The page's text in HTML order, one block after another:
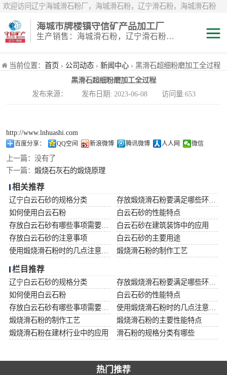
欢迎访问辽宁海城滑石粉厂，海城滑石粉，辽宁滑石粉，海城滑石粉
钙粉厂，辽宁白云石粉，海城白云石粉，辽宁鹅卵石，辽宁白鹅卵石，
辽宁雪花白砂，海城雪花白砂，岫岩雪花白砂，辽宁煅烧滑石粉，海城
海城市牌楼镇守信矿产品加工厂
生产销售：海城滑石粉，辽宁滑石粉，重钙粉，海城重钙粉，煅烧滑石颗粒等系列产品
当前位置： 首页 › 公司动态 › 新闻中心 › 黑滑石超细粉磨加工全过程
黑滑石超细粉磨加工全过程
发布来源： 发布日期: 2023-06-08 访问量:653
http://www.lnhuashi.com
百度分享： QQ空间 新浪微博 腾讯微博 人人网 微信
上一篇： 没有了
下一篇： 煅烧石灰石的煅烧原理
相关推荐
辽宁白云石砂的规格分类
如何使用白云石粉
白云石砂的性能特点
白云石砂在建筑装饰中的应用
存放白云石砂的注意事项
白云石砂的主要用途
煅烧滑石粉的制作工艺
栏目推荐
辽宁白云石砂的规格分类
如何使用白云石粉
白云石砂的性能特点
煅烧滑石粉的制作工艺
煅烧滑石粉的主要性能特点
煅烧滑石粉在建材行业中的应用
滑石粉的规格分类有哪些
热门推荐
滑石粉
白云石粉
重钙粉